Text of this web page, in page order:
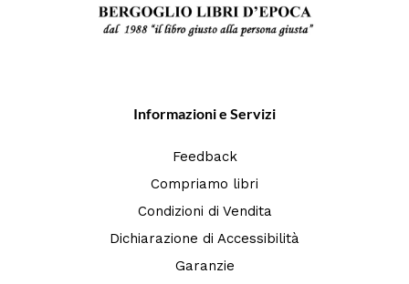
Informazioni e Servizi
Feedback
Compriamo libri
Condizioni di Vendita
Dichiarazione di Accessibilità
Garanzie